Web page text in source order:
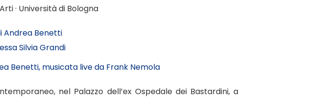
· Università di Bologna
Andrea Benetti
Silvia Grandi
Benetti, musicata live da Frank Nemola
nel Palazzo dell’ex Ospedale dei Bastardini, a